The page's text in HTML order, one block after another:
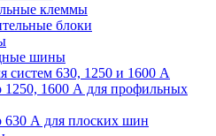
клеммы
блоки
шины
систем 630, 1250 и 1600 А
1250, 1600 А для профильных
630 А для плоских шин